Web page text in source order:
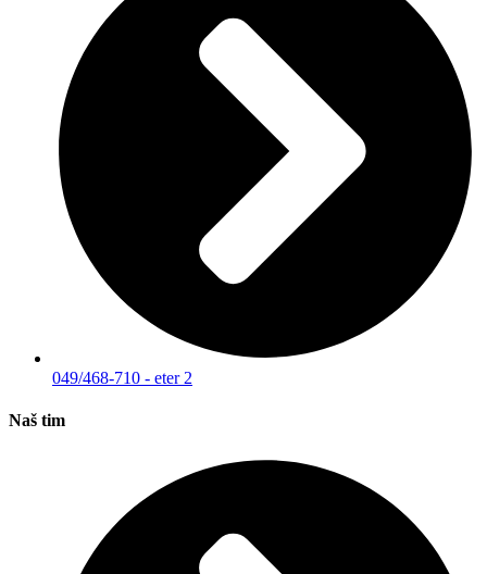
049/468-710 - eter 2
Naš tim